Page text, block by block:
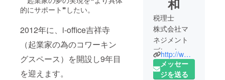
的にサポート❞したい。
2012年に、i-office吉祥寺
（起業家の為のコワーキン
グスペース）を開設し9年目
を迎えます。
税理士
株式会社マ
ネジメント
ブレーン代
表取締役
1985年：株
http://www.mb-brain.com/
メッセー
ジを送る